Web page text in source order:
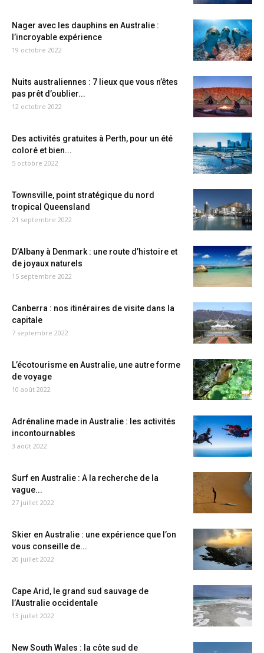
Nager avec les dauphins en Australie :
l’incroyable expérience
19 octobre 2022
Nuits australiennes : 7 lieux que vous n’êtes
pas prêt d’oublier...
12 octobre 2022
Des activités gratuites à Perth, pour un été
coloré et bien...
5 octobre 2022
Townsville, point stratégique du nord
tropical Queensland
21 septembre 2022
D’Albany à Denmark : une route d’histoire et
de joyaux naturels
15 septembre 2022
Canberra : nos itinéraires de visite dans la
capitale
7 septembre 2022
L’écotourisme en Australie, une autre forme
de voyage
10 août 2022
Adrénaline made in Australie : les activités
incontournables
3 août 2022
Surf en Australie : A la recherche de la
vague...
27 juillet 2022
Skier en Australie : une expérience que l’on
vous conseille de...
20 juillet 2022
Cape Arid, le grand sud sauvage de
l’Australie occidentale
13 juillet 2022
New South Wales : la côte sud de